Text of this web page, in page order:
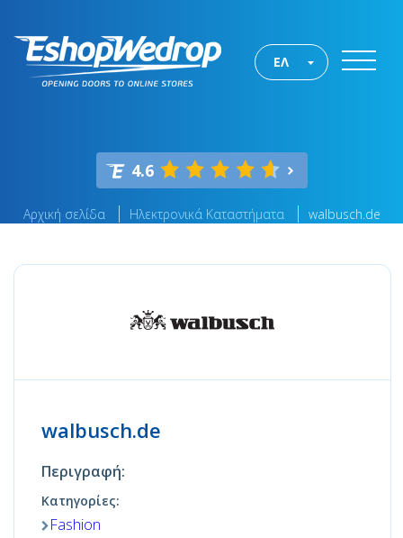
ΕΛ
4.6
Αρχική σελίδα Ηλεκτρονικά Καταστήματα walbusch.de
walbusch.de
Περιγραφή:
Κατηγορίες:
Fashion